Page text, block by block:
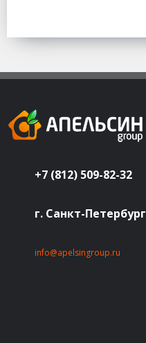
+7 (812) 509-82-32
г. Санкт-Петербург
info@apelsingroup.ru